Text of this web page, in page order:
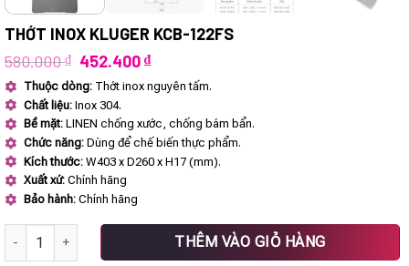
THỚT INOX KLUGER KCB-122FS
580.000₫ Giá
gốc
là:
580.000 ₫.
452.400₫Giá
hiện
tại
452.400 ₫.
Thuộc dòng: Thớt inox nguyên tấm.
Chất liệu: Inox 304.
Bề mặt: LINEN chống xước, chống bám bẩn.
Chức năng: Dùng để chế biến thực phẩm.
Kích thước: W403 x D260 x H17 (mm).
Xuất xứ: Chính hãng
Bảo hành: Chính hãng
Thớt inox KLUGER KCB-122FS số lượngTHÊM VÀO GIỎ HÀNG